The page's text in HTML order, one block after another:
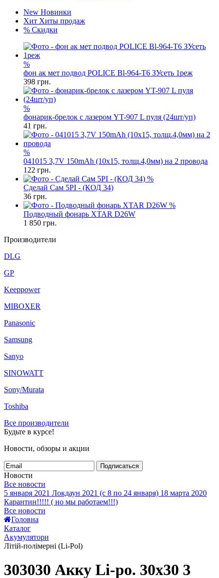
New Новинки
Хит Хиты продаж
% Скидки
%
фон ак мет подвод POLICE Bl-964-T6 ЗУсеть 1реж
398 грн.
%
фонарик-брелок с лазером YT-907 L пуля (24шт/уп)
41 грн.
%
041015 3,7V 150mAh (10x15, толщ.4,0мм) на 2 провода
122 грн.
%
Сделай Сам 5PI - (КОД 34)
36 грн.
%
Подводный фонарь XTAR D26W
1 850 грн.
Производители
DLG
GP
Keeppower
MIBOXER
Panasonic
Samsung
Sanyo
SINOWATT
Sony/Murata
Toshiba
Все производители
Будьте в курсе!
Новости, обзоры и акции
Подписаться
Новости
Все новости
5 января 2021 Локдаун 2021 (с 8 по 24 января) 18 марта 2020
Карантин!!!!! ( но мы работаем!!!)
Все новости
Головна
Каталог
Акумулятори
Літій-полімерні (Li-Pol)
303030 Акку Li-po. 30x30 3